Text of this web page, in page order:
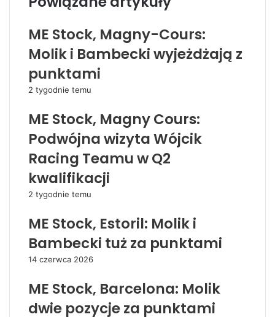
ME Stock, Magny-Cours:
Molik i Bambecki wyjeżdżają z
punktami
2 tygodnie temu
ME Stock, Magny Cours:
Podwójna wizyta Wójcik
Racing Teamu w Q2
kwalifikacji
2 tygodnie temu
ME Stock, Estoril: Molik i
Bambecki tuż za punktami
14 czerwca 2026
ME Stock, Barcelona: Molik
dwie pozycje za punktami